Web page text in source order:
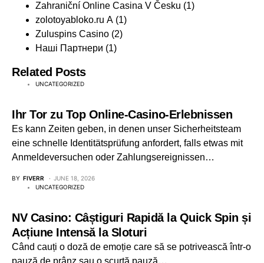
Zahraniční Online Casina V Česku (1)
zolotoyabloko.ru A (1)
Zuluspins Casino (2)
Наші Партнери (1)
Related Posts
UNCATEGORIZED
Ihr Tor zu Top Online-Casino-Erlebnissen
Es kann Zeiten geben, in denen unser Sicherheitsteam
eine schnelle Identitätsprüfung anfordert, falls etwas mit
Anmeldeversuchen oder Zahlungsereignissen…
BY FIVERR
JUNE 18, 2026
UNCATEGORIZED
NV Casino: Câștiguri Rapidă la Quick Spin și
Acțiune Intensă la Sloturi
Când cauți o doză de emoție care să se potrivească într-o
pauză de prânz sau o scurtă pauză…